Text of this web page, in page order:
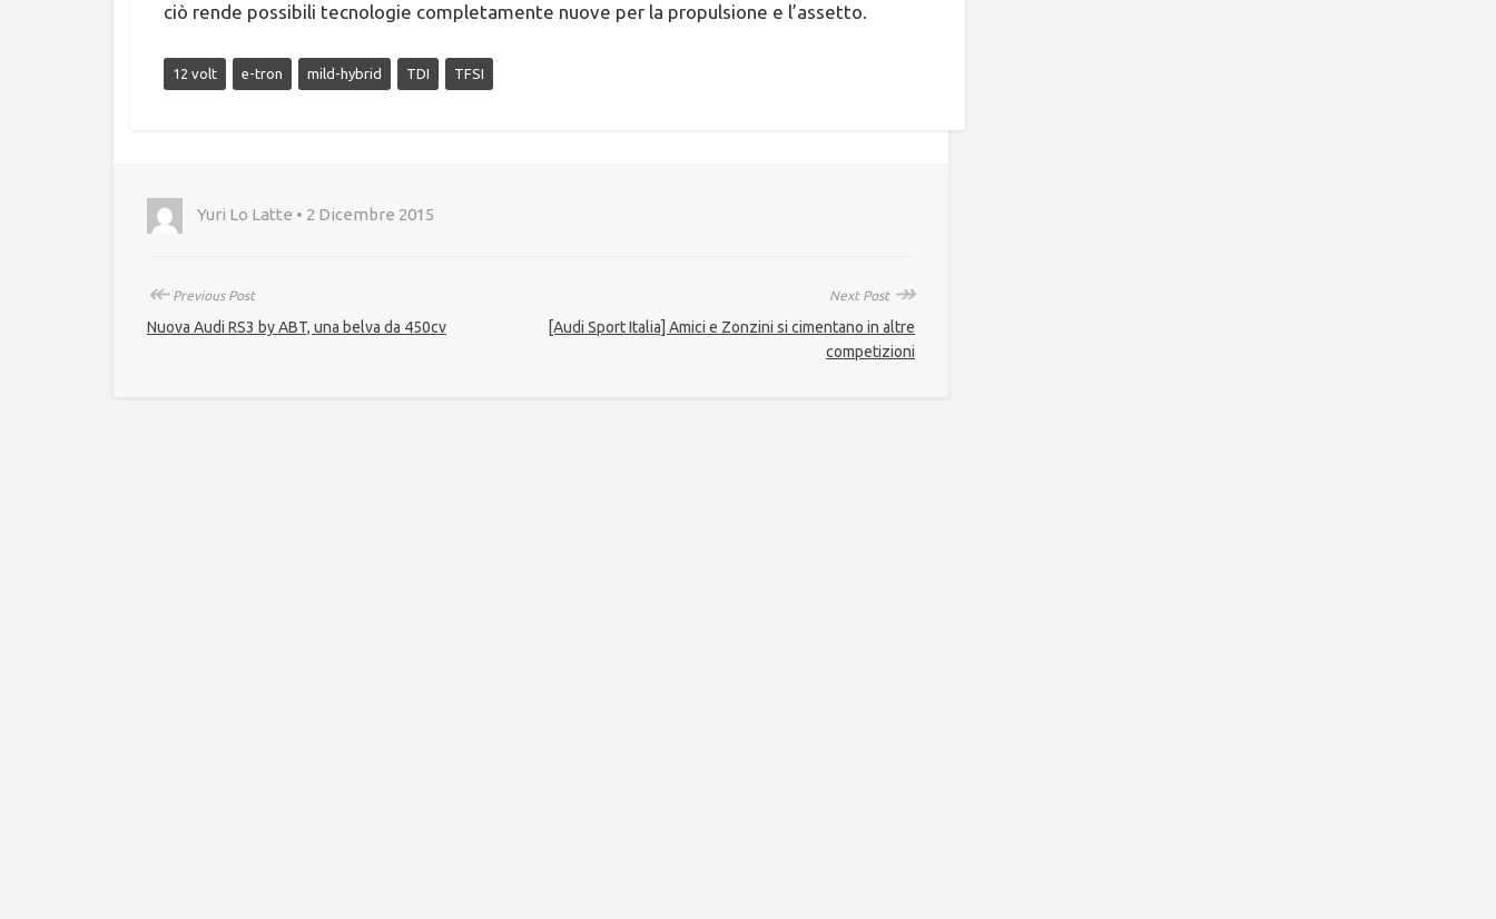
ciò rende possibili tecnologie completamente nuove per la propulsione e l’assetto.
12 volt e-tron mild-hybrid TDI TFSI
Yuri Lo Latte • 2 Dicembre 2015
↞Previous Post
Nuova Audi RS3 by ABT, una belva da 450cv
Next Post ↠
[Audi Sport Italia] Amici e Zonzini si cimentano in altre
competizioni